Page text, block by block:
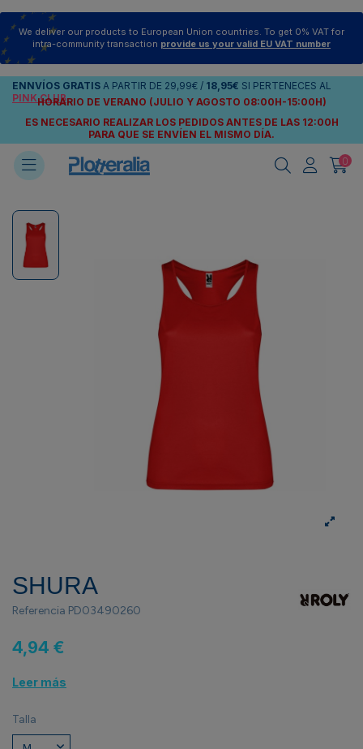
We deliver our products to European Union countries. To get 0% VAT for
intra-community transaction provide us your valid EU VAT number
ENNVÍOS GRATIS A PARTIR DE 29,99€ / 18,95€ SI PERTENECES AL
PINK CLUB
HORARIO DE VERANO (JULIO Y AGOSTO 08:00H-15:00H)
ES NECESARIO REALIZAR LOS PEDIDOS ANTES DE LAS 12:00H
PARA QUE SE ENVÍEN EL MISMO DÍA.
0
SHURA
Referencia PD03490260
4,94 €
Leer más
Talla